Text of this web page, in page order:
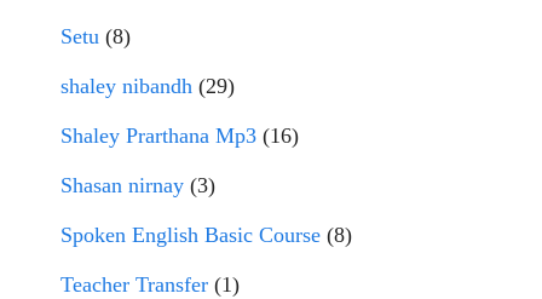
Setu (8)
shaley nibandh (29)
Shaley Prarthana Mp3 (16)
Shasan nirnay (3)
Spoken English Basic Course (8)
Teacher Transfer (1)